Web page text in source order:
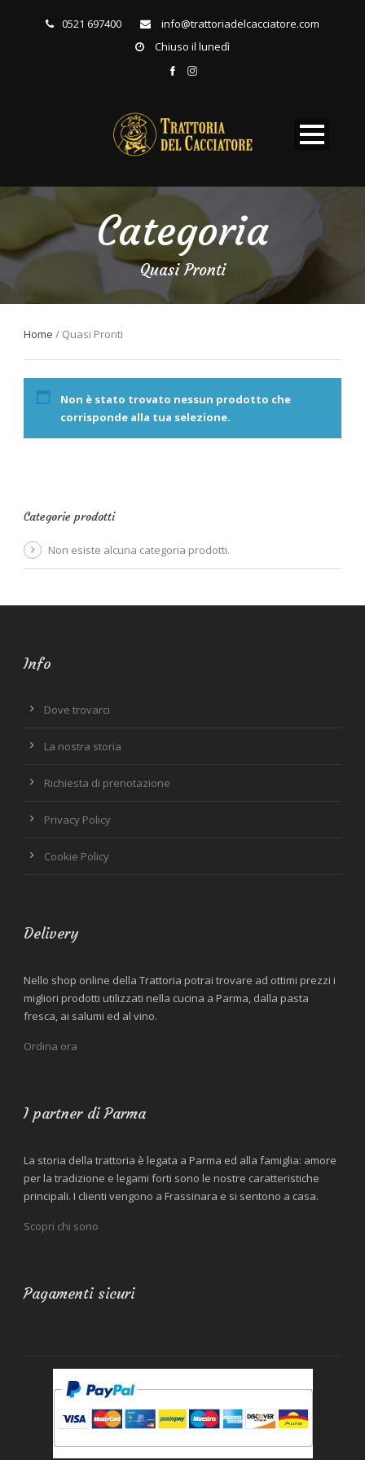
0521 697400
info@trattoriadelcacciatore.com
Chiuso il lunedì
Categoria
Quasi Pronti
Home / Quasi Pronti
Non è stato trovato nessun prodotto che
corrisponde alla tua selezione.
Categorie prodotti
Non esiste alcuna categoria prodotti.
Info
Dove trovarci
La nostra storia
Richiesta di prenotazione
Privacy Policy
Cookie Policy
Delivery
Nello shop online della Trattoria potrai trovare ad ottimi prezzi i
migliori prodotti utilizzati nella cucina a Parma, dalla pasta
fresca, ai salumi ed al vino.
Ordina ora
I partner di Parma
La storia della trattoria è legata a Parma ed alla famiglia: amore
per la tradizione e legami forti sono le nostre caratteristiche
principali. I clienti vengono a Frassinara e si sentono a casa.
Scopri chi sono
Pagamenti sicuri